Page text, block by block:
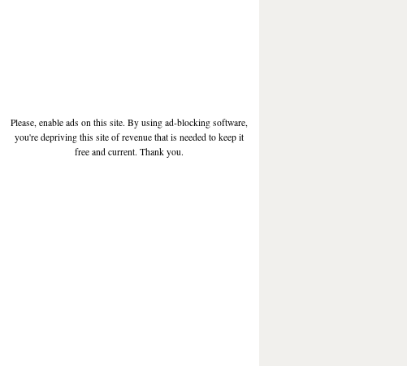
Please, enable ads on this site. By using ad-blocking software,
you're depriving this site of revenue that is needed to keep it
free and current. Thank you.